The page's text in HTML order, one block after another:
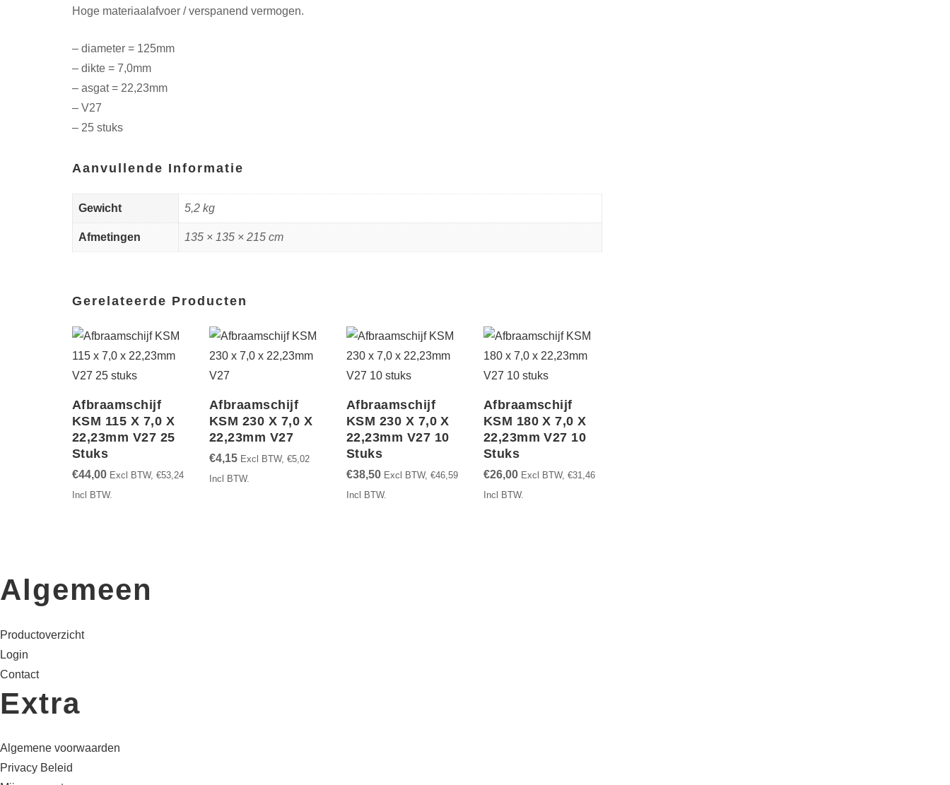
Hoge materiaalafvoer / verspanend vermogen.
– diameter = 125mm
– dikte = 7,0mm
– asgat = 22,23mm
– V27
– 25 stuks
Aanvullende Informatie
Gewicht 5,2 kg
Afmetingen 135 × 135 × 215 cm
Gerelateerde Producten
Afbraamschijf
KSM 115 X 7,0 X
22,23mm V27 25
Stuks
€44,00 Excl BTW, €53,24
Incl BTW.
Afbraamschijf
KSM 230 X 7,0 X
22,23mm V27
€4,15 Excl BTW, €5,02
Incl BTW.
Afbraamschijf
KSM 230 X 7,0 X
22,23mm V27 10
Stuks
€38,50 Excl BTW, €46,59
Incl BTW.
Afbraamschijf
KSM 180 X 7,0 X
22,23mm V27 10
Stuks
€26,00 Excl BTW, €31,46
Incl BTW.
Algemeen
Productoverzicht
Login
Contact
Extra
Algemene voorwaarden
Privacy Beleid